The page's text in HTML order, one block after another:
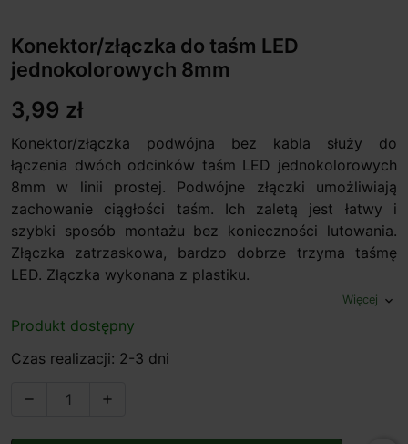
Konektor/złączka do taśm LED
jednokolorowych 8mm
3,99 zł
Konektor/złączka podwójna bez kabla służy do
łączenia dwóch odcinków taśm LED jednokolorowych
8mm w linii prostej. Podwójne złączki umożliwiają
zachowanie ciągłości taśm. Ich zaletą jest łatwy i
szybki sposób montażu bez konieczności lutowania.
Złączka zatrzaskowa, bardzo dobrze trzyma taśmę
LED. Złączka wykonana z plastiku.
Więcej expand_more
Produkt dostępny
Czas realizacji: 2-3 dni
 